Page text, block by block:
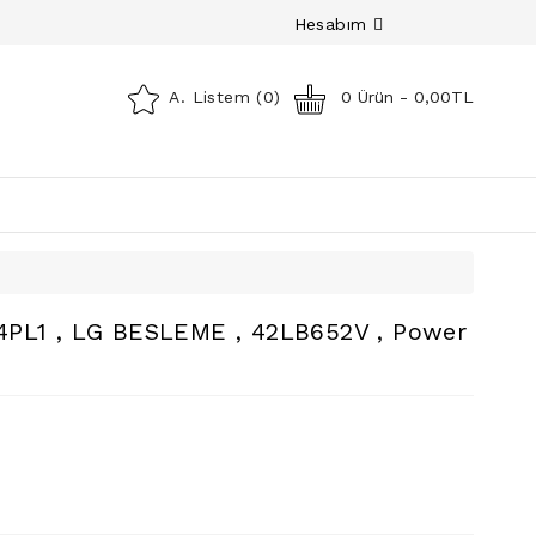
Hesabım
A. Listem (0) 0 Ürün - 0,00TL
, LG BESLEME , 42LB652V , Power